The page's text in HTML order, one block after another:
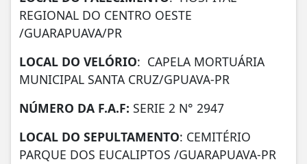
REGIONAL DO CENTRO OESTE
/GUARAPUAVA/PR
LOCAL DO VELÓRIO: CAPELA MORTUÁRIA
MUNICIPAL SANTA CRUZ/GPUAVA-PR
NÚMERO DA F.A.F: SERIE 2 N° 2947
LOCAL DO SEPULTAMENTO: CEMITÉRIO
PARQUE DOS EUCALIPTOS /GUARAPUAVA-PR